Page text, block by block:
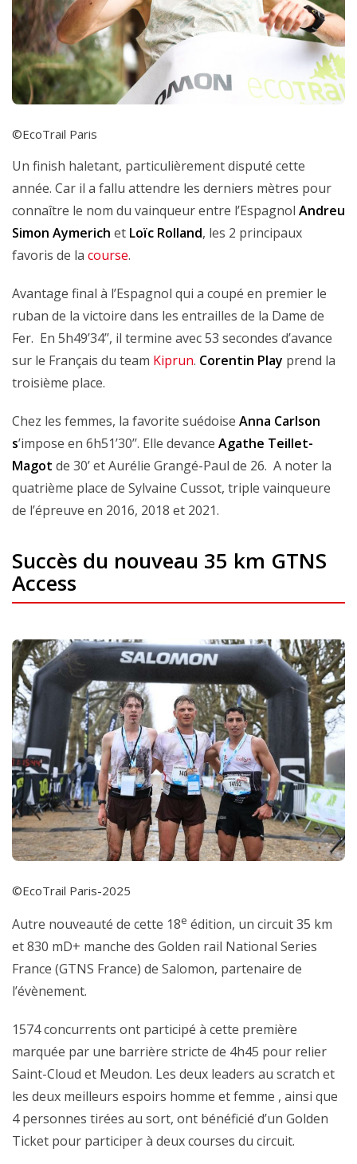
©EcoTrail Paris
Un finish haletant, particulièrement disputé cette
année. Car il a fallu attendre les derniers mètres pour
connaître le nom du vainqueur entre l’Espagnol Andreu
Simon Aymerich et Loïc Rolland, les 2 principaux
favoris de la course.
Avantage final à l’Espagnol qui a coupé en premier le
ruban de la victoire dans les entrailles de la Dame de
Fer. En 5h49’34’’, il termine avec 53 secondes d’avance
sur le Français du team Kiprun. Corentin Play prend la
troisième place.
Chez les femmes, la favorite suédoise Anna Carlson
s’impose en 6h51’30’’. Elle devance Agathe Teillet-
Magot de 30’ et Aurélie Grangé-Paul de 26. A noter la
quatrième place de Sylvaine Cussot, triple vainqueure
de l’épreuve en 2016, 2018 et 2021.
Succès du nouveau 35 km GTNS
Access
©EcoTrail Paris-2025
Autre nouveauté de cette 18e édition, un circuit 35 km
et 830 mD+ manche des Golden rail National Series
France (GTNS France) de Salomon, partenaire de
l’évènement.
1574 concurrents ont participé à cette première
marquée par une barrière stricte de 4h45 pour relier
Saint-Cloud et Meudon. Les deux leaders au scratch et
les deux meilleurs espoirs homme et femme , ainsi que
4 personnes tirées au sort, ont bénéficié d’un Golden
Ticket pour participer à deux courses du circuit.